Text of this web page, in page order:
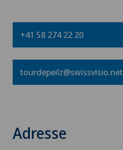
+41 58 274 22 20
tourdepeilz@swissvisio.net
Adresse